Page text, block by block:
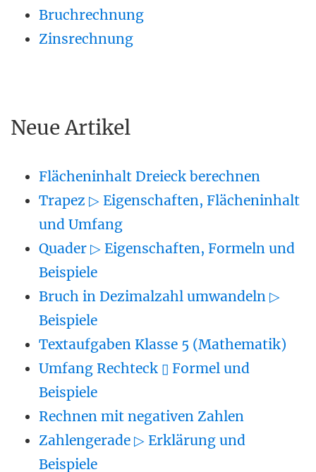
Bruchrechnung
Zinsrechnung
Neue Artikel
Flächeninhalt Dreieck berechnen
Trapez ▷ Eigenschaften, Flächeninhalt
und Umfang
Quader ▷ Eigenschaften, Formeln und
Beispiele
Bruch in Dezimalzahl umwandeln ▷
Beispiele
Textaufgaben Klasse 5 (Mathematik)
Umfang Rechteck ▯ Formel und
Beispiele
Rechnen mit negativen Zahlen
Zahlengerade ▷ Erklärung und
Beispiele